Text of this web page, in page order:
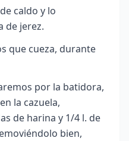
caldo y lo
de jerez.
que cueza, durante
por la batidora,
la cazuela,
de harina y 1/4 l. de
bien,